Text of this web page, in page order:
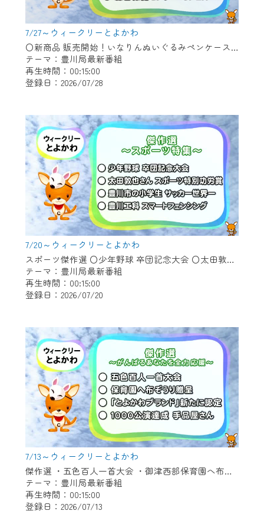
7/27～ウィークリーとよかわ
〇新商品 販売開始！いなりんぬいぐるみペンケース 〇足立歌謡 歌謡発表会 〇桜ヶ丘ミュージアム美術展 〇総合保健センター OPEN
テーマ：豊川局最新番組
再生時間：00:15:00
登録日：2026/07/28
7/20～ウィークリーとよかわ
スポーツ傑作選 〇少年野球 卒団記念大会 〇太田敦也さん スポーツ特別功労賞 〇豊川市の小学生 サッカー世界一 〇豊川工科 スマートフェンシング
テーマ：豊川局最新番組
再生時間：00:15:00
登録日：2026/07/20
7/13～ウィークリーとよかわ
傑作選 ・五色百人一首大会 ・御津西部保育園へ布ぞうり贈呈 ・「とよかわブランド」新たに認定 ・1000公演達成 新豊町の手品屋さん
テーマ：豊川局最新番組
再生時間：00:15:00
登録日：2026/07/13